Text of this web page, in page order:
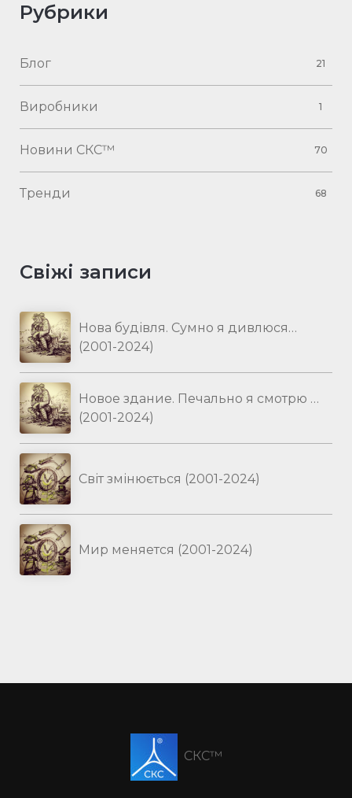
Рубрики
Блог 21
Виробники 1
Новини СКС™ 70
Тренди 68
Свіжі записи
Нова будівля. Сумно я дивлюся…
(2001-2024)
Новое здание. Печально я смотрю …
(2001-2024)
Світ змінюється (2001-2024)
Мир меняется (2001-2024)
СКС™